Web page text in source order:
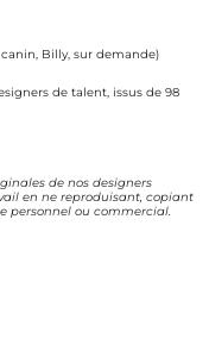
Billy, sur demande)
de talent, issus de 98
de nos designers
en ne reproduisant, copiant
personnel ou commercial.